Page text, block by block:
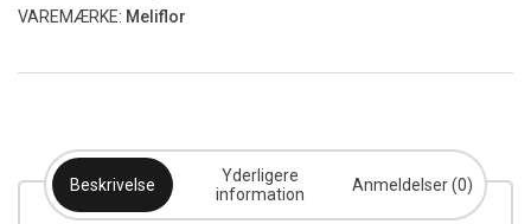
VAREMÆRKE: Meliflor
Beskrivelse
Yderligere
information
Anmeldelser (0)